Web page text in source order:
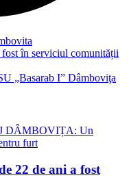
în serviciul comunității
„Basarab I” Dâmboviţa
22 de ani a fost